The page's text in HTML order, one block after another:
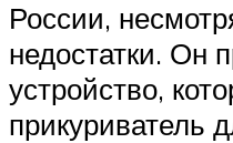
России,
недостатки. Он
устройство,
прикуриватель